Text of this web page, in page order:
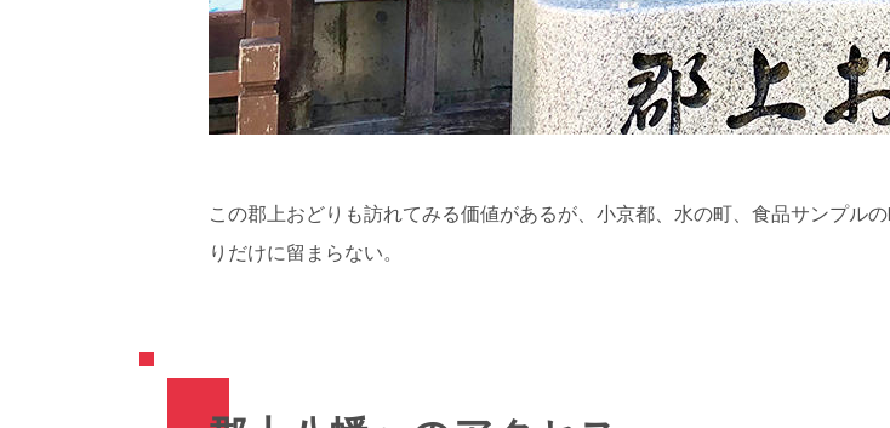
この郡上おどりも訪れてみる価値があるが、小京都、水の町、食品サンプル
りだけに留まらない。